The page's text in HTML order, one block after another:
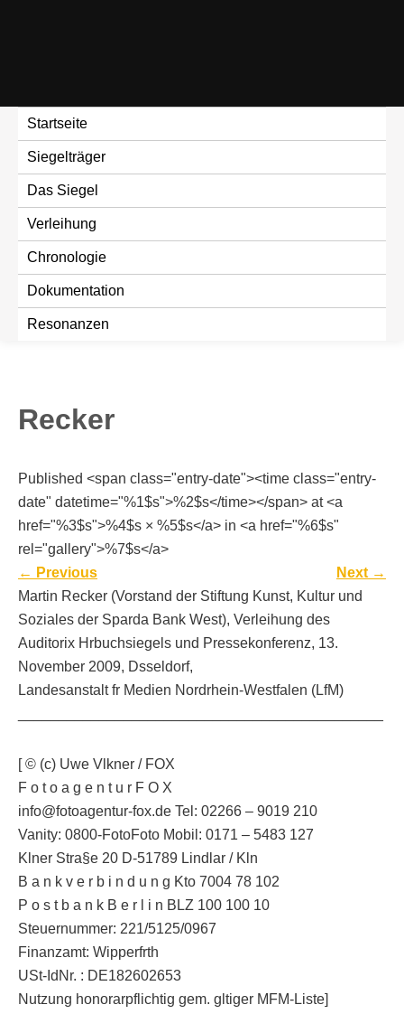
Startseite
Siegelträger
Das Siegel
Verleihung
Chronologie
Dokumentation
Resonanzen
Recker
Published <span class="entry-date"><time class="entry-
date" datetime="%1$s">%2$s</time></span> at <a
href="%3$s">%4$s × %5$s</a> in <a href="%6$s"
rel="gallery">%7$s</a>
← Previous Next →
Martin Recker (Vorstand der Stiftung Kunst, Kultur und
Soziales der Sparda Bank West), Verleihung des
Auditorix Hrbuchsiegels und Pressekonferenz, 13.
November 2009, Dsseldorf,
Landesanstalt fr Medien Nordrhein-Westfalen (LfM)
[ © (c) Uwe Vlkner / FOX
F o t o a g e n t u r F O X
info@fotoagentur-fox.de Tel: 02266 – 9019 210
Vanity: 0800-FotoFoto Mobil: 0171 – 5483 127
Klner Stra§e 20 D-51789 Lindlar / Kln
B a n k v e r b i n d u n g Kto 7004 78 102
P o s t b a n k B e r l i n BLZ 100 100 10
Steuernummer: 221/5125/0967
Finanzamt: Wipperfrth
USt-IdNr. : DE182602653
Nutzung honorarpflichtig gem. gltiger MFM-Liste]